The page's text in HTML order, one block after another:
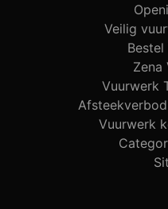
Veilig
Zena
Vuurwerk
Vuurwerk